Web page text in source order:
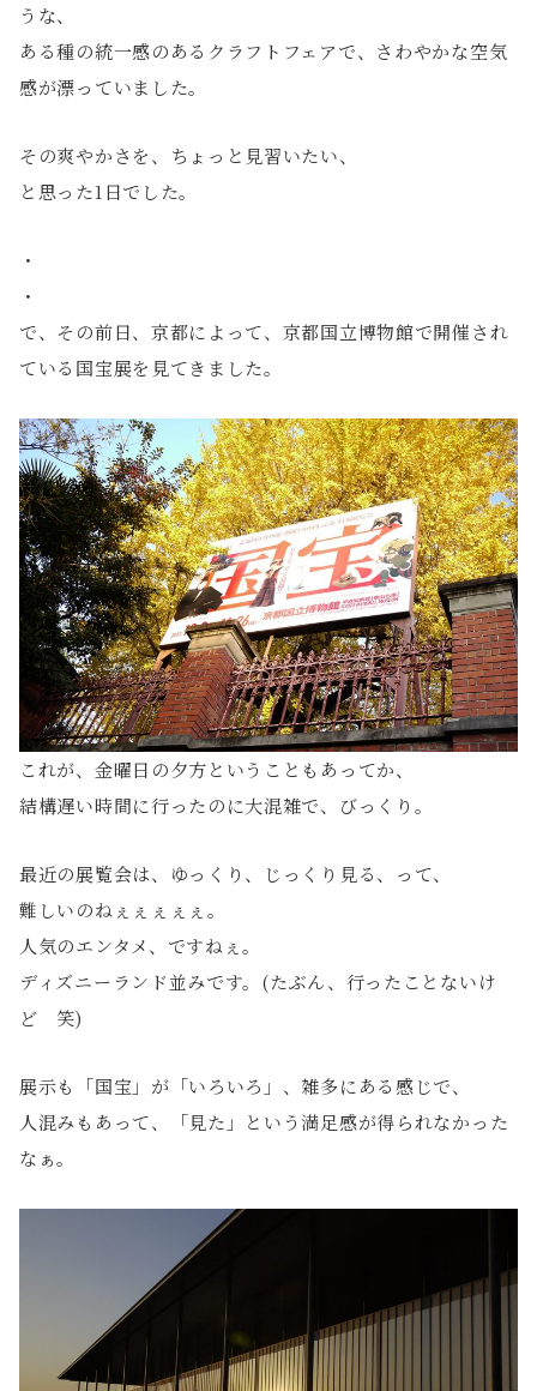
うな、
ある種の統一感のあるクラフトフェアで、さわやかな空気
感が漂っていました。
その爽やかさを、ちょっと見習いたい、
と思った1日でした。
・
・
で、その前日、京都によって、京都国立博物館で開催され
ている国宝展を見てきました。
これが、金曜日の夕方ということもあってか、
結構遅い時間に行ったのに大混雑で、びっくり。
最近の展覧会は、ゆっくり、じっくり見る、って、
難しいのねぇぇぇぇぇ。
人気のエンタメ、ですねぇ。
ディズニーランド並みです。(たぶん、行ったことないけ
ど 笑)
展示も「国宝」が「いろいろ」、雑多にある感じで、
人混みもあって、「見た」という満足感が得られなかった
なぁ。